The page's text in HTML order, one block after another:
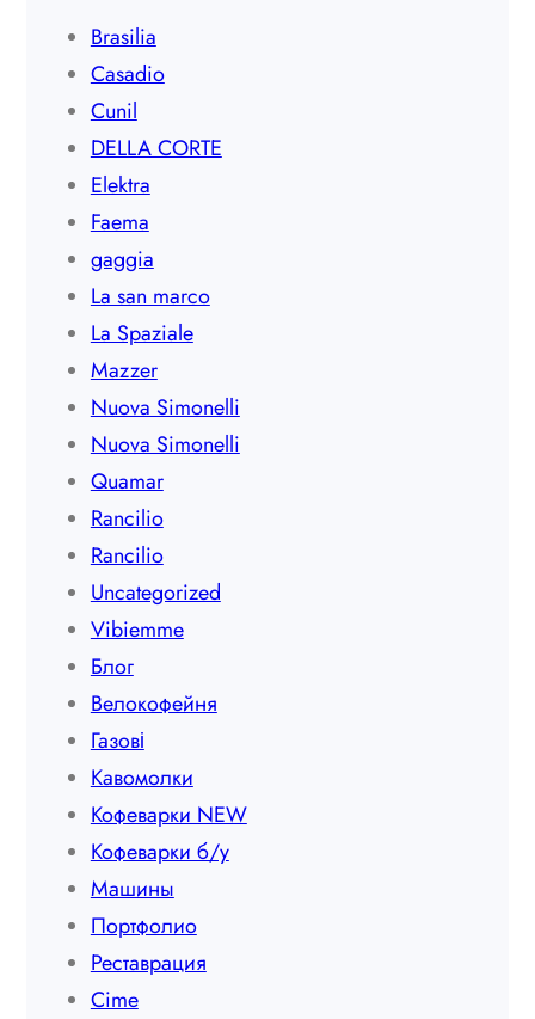
Brasilia
Casadio
Cunil
DELLA CORTE
Elektra
Faema
gaggia
La san marco
La Spaziale
Mazzer
Nuova Simonelli
Nuova Simonelli
Quamar
Rancilio
Rancilio
Uncategorized
Vibiemme
Блог
Велокофейня
Газові
Кавомолки
Кофеварки NEW
Кофеварки б/у
Машины
Портфолио
Реставрация
Сime